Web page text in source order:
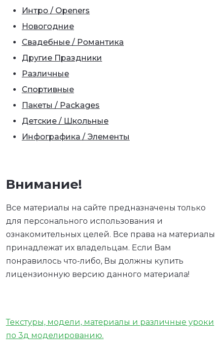
Интро / Openers
Новогодние
Свадебные / Романтика
Другие Праздники
Различные
Спортивные
Пакеты / Packages
Детские / Школьные
Инфографика / Элементы
Внимание!
Все материалы на сайте предназначены только
для персонального использования и
ознакомительных целей. Все права на материалы
принадлежат их владельцам. Если Вам
понравилось что-либо, Вы должны купить
лицензионную версию данного материала!
Текстуры, модели, материалы и различные уроки
по 3д моделированию.